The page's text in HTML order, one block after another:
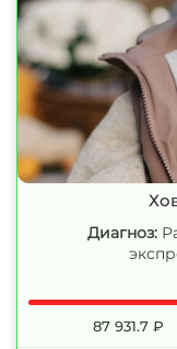
Диагноз:
87 931.7 ₽